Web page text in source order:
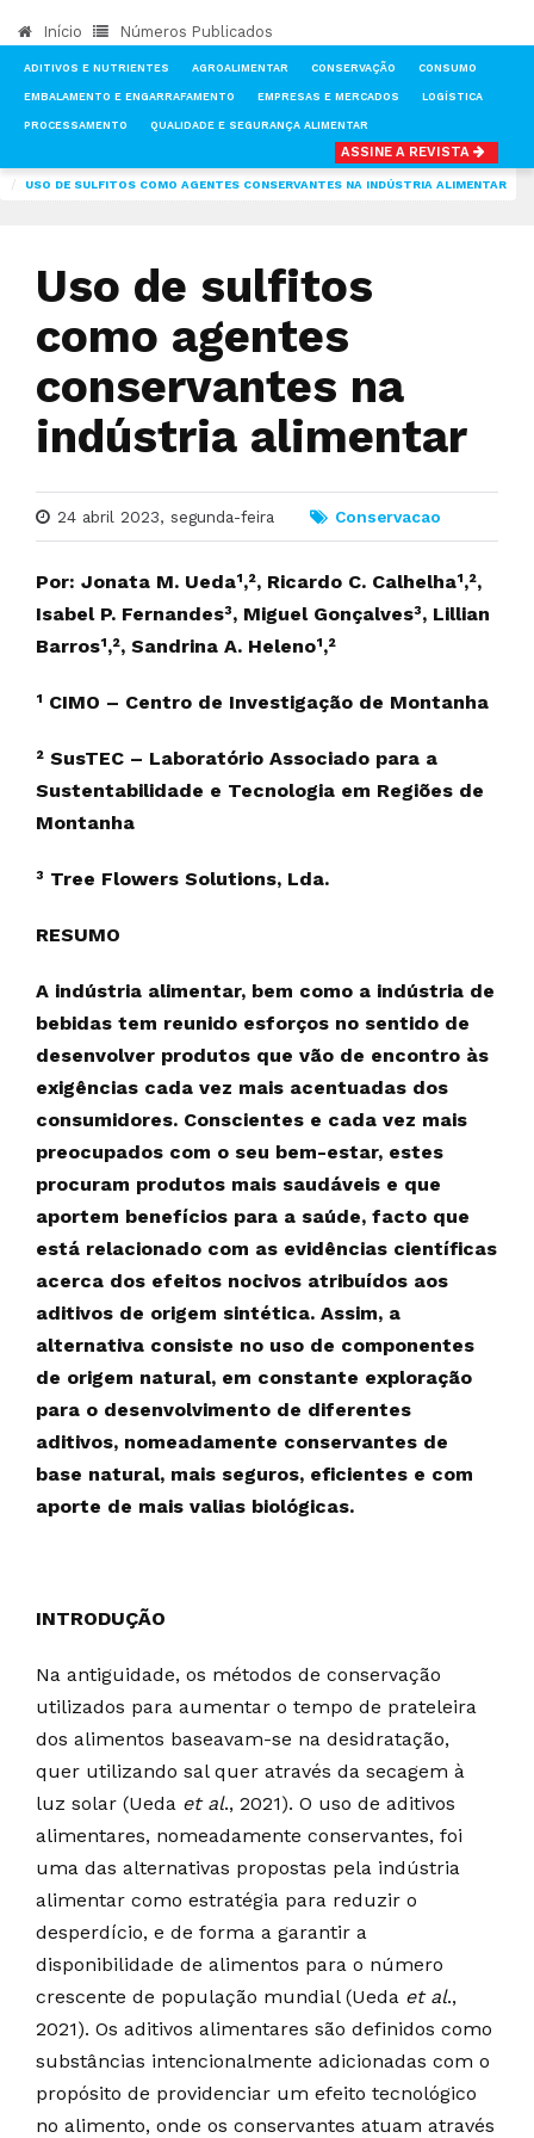
Início Números Publicados
ADITIVOS E NUTRIENTES AGROALIMENTAR CONSERVAÇÃO CONSUMO
EMBALAMENTO E ENGARRAFAMENTO EMPRESAS E MERCADOS LOGÍSTICA
PROCESSAMENTO QUALIDADE E SEGURANÇA ALIMENTAR
ASSINE A REVISTA
USO DE SULFITOS COMO AGENTES CONSERVANTES NA INDÚSTRIA ALIMENTAR
Uso de sulfitos
como agentes
conservantes na
indústria alimentar
24 abril 2023, segunda-feira Conservacao
Por: Jonata M. Ueda¹,², Ricardo C. Calhelha¹,²,
Isabel P. Fernandes³, Miguel Gonçalves³, Lillian
Barros¹,², Sandrina A. Heleno¹,²
¹ CIMO – Centro de Investigação de Montanha
² SusTEC – Laboratório Associado para a
Sustentabilidade e Tecnologia em Regiões de
Montanha
³ Tree Flowers Solutions, Lda.
RESUMO
A indústria alimentar, bem como a indústria de
bebidas tem reunido esforços no sentido de
desenvolver produtos que vão de encontro às
exigências cada vez mais acentuadas dos
consumidores. Conscientes e cada vez mais
preocupados com o seu bem-estar, estes
procuram produtos mais saudáveis e que
aportem benefícios para a saúde, facto que
está relacionado com as evidências científicas
acerca dos efeitos nocivos atribuídos aos
aditivos de origem sintética. Assim, a
alternativa consiste no uso de componentes
de origem natural, em constante exploração
para o desenvolvimento de diferentes
aditivos, nomeadamente conservantes de
base natural, mais seguros, eficientes e com
aporte de mais valias biológicas.
INTRODUÇÃO
Na antiguidade, os métodos de conservação
utilizados para aumentar o tempo de prateleira
dos alimentos baseavam-se na desidratação,
quer utilizando sal quer através da secagem à
luz solar (Ueda et al., 2021). O uso de aditivos
alimentares, nomeadamente conservantes, foi
uma das alternativas propostas pela indústria
alimentar como estratégia para reduzir o
desperdício, e de forma a garantir a
disponibilidade de alimentos para o número
crescente de população mundial (Ueda et al.,
2021). Os aditivos alimentares são definidos como
substâncias intencionalmente adicionadas com o
propósito de providenciar um efeito tecnológico
no alimento, onde os conservantes atuam através